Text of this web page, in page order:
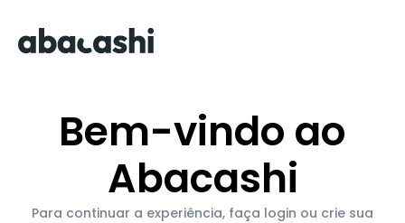
Bem-vindo ao
Abacashi
Para continuar a experiência, faça login ou crie sua